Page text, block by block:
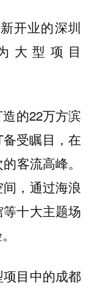
开业的深圳
大型项目
的22万方滨
受瞩目，在
客流高峰。
，通过海浪
十大主题场
目中的成都